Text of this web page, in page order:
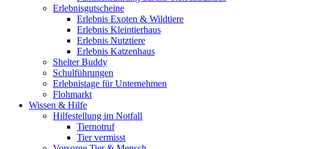
Erlebnisgutscheine
Erlebnis Exoten & Wildtiere
Erlebnis Kleintierhaus
Erlebnis Nutztiere
Erlebnis Katzenhaus
Shelter Buddy
Schulführungen
Erlebnistage für Unternehmen
Flohmarkt
Wissen & Hilfe
Hilfestellung im Notfall
Tiernotruf
Tier vermisst